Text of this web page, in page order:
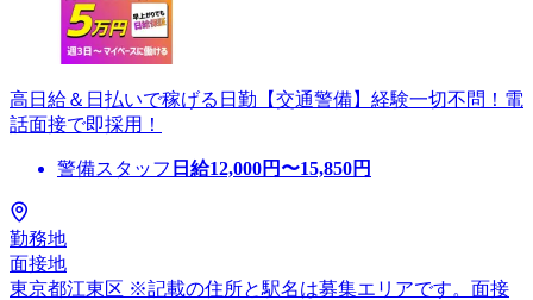
高日給＆日払いで稼げる日勤【交通警備】経験一切不問！電
話面接で即採用！
警備スタッフ 日給12,000円〜15,850円
勤務地
面接地
東京都江東区 ※記載の住所と駅名は募集エリアです。面接